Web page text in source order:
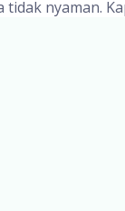
nyaman.